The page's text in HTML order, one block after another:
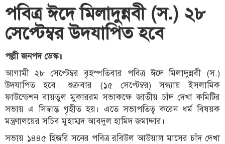
পবিত্র ঈদে মিলাদুন্নবী (স.) ২৮
সেপ্টেম্বর উদযাপিত হবে
পল্লী জনপদ ডেস্ক॥
আগামী ২৮ সেপ্টেম্বর বৃহস্পতিবার পবিত্র ঈদে মিলাদুন্নবী (স.)
উদযাপিত হবে। শুক্রবার (১৫ সেপ্টেম্বর) সন্ধ্যায় ইসলামিক
ফাউন্ডেশন বায়তুল মুকাররম সভাকক্ষে জাতীয় চাঁদ দেখা কমিটির
সভায় এ সিদ্ধান্ত গৃহীত হয়। এতে সভাপতিত্ব করেন ধর্ম বিষয়ক
মন্ত্রণালয়ের সচিব মুহাম্মদ আবদুল হামিদ জমাদ্দার।
সভায় ১৪৪৫ হিজরি সনের পবিত্র রবিউল আউয়াল মাসের চাঁদ দেখা